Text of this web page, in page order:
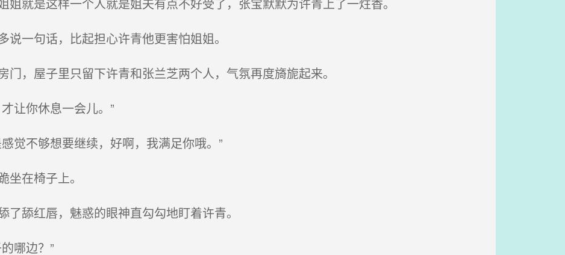
一句话，比起担心许青他更害怕姐姐。
，屋子里只留下许青和张兰芝两个人，气氛再度旖旎起来。
让你休息一会儿。”
觉不够想要继续，好啊，我满足你哦。”
在椅子上。
舔红唇，魅惑的眼神直勾勾地盯着许青。
哪边？”